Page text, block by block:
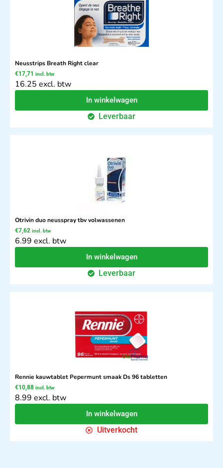
Neusstrips Breath Right clear
€17,71 incl. btw
16.25 excl. btw
In winkelwagen
Leverbaar
Otrivin duo neusspray tbv volwassenen
€7,62 incl. btw
6.99 excl. btw
In winkelwagen
Leverbaar
Rennie kauwtablet Pepermunt smaak Ds 96 tabletten
€10,88 incl. btw
8.99 excl. btw
In winkelwagen
Uitverkocht